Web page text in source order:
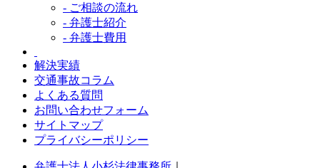
- ご相談の流れ
- 弁護士紹介
- 弁護士費用
解決実績
交通事故コラム
よくある質問
お問い合わせフォーム
サイトマップ
プライバシーポリシー